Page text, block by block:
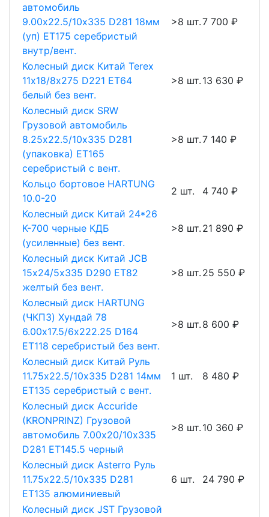
автомобиль
9.00х22.5/10х335 D281 18мм
(уп) ET175 серебристый
внутр/вент.
>8 шт.7 700 ₽
Колесный диск Китай Terex
11х18/8х275 D221 ET64
белый без вент.
>8 шт. 13 630 ₽
Колесный диск SRW
Грузовой автомобиль
8.25х22.5/10х335 D281
(упаковка) ET165
серебристый с вент.
>8 шт.7 140 ₽
Кольцо бортовое HARTUNG
10.0-20
2 шт.
4 740 ₽
Колесный диск Китай 24*26
К-700 черные КДБ
(усиленные) без вент.
>8 шт. 21 890 ₽
Колесный диск Китай JCB
15х24/5х335 D290 ET82
желтый без вент.
>8 шт. 25 550 ₽
Колесный диск HARTUNG
(ЧКПЗ) Хундай 78
6.00х17.5/6х222.25 D164
ET118 серебристый без вент.
>8 шт. 8 600 ₽
Колесный диск Китай Руль
11.75х22.5/10х335 D281 14мм
ET135 серебристый с вент.
1 шт. 8 480 ₽
Колесный диск Accuride
(KRONPRINZ) Грузовой
автомобиль 7.00х20/10х335
D281 ET145.5 черный
>8 шт. 10 360 ₽
Колесный диск Asterro Руль
11.75х22.5/10х335 D281
ET135 алюминиевый
6 шт. 24 790 ₽
Колесный диск JST Грузовой